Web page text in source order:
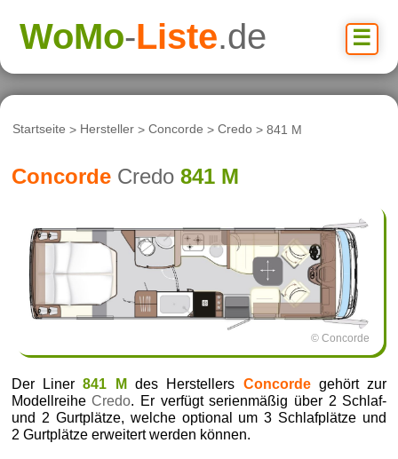
☰
WoMo-Liste.de
Startseite > Hersteller >Concorde >Credo > 841 M
Concorde Credo 841 M
© Concorde
Der Liner841 M des Herstellers Concordegehört zur
ModellreiheCredo. Er verfügt serienmäßig über 2 Schlaf-
und 2 Gurtplätze, welche optional um 3 Schlafplätze und
2 Gurtplätze erweitert werden können.